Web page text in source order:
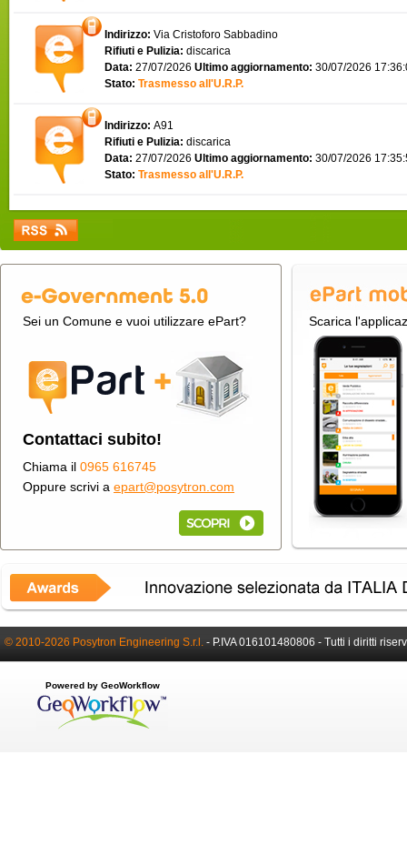
Indirizzo: Via Cristoforo Sabbadino
Rifiuti e Pulizia: discarica
Data: 27/07/2026 Ultimo aggiornamento: 30/07/2026
Stato: Trasmesso all'U.R.P.
Indirizzo: A91
Rifiuti e Pulizia: discarica
Data: 27/07/2026 Ultimo aggiornamento: 30/07/2026
Stato: Trasmesso all'U.R.P.
Sei un Comune e vuoi utilizzare ePart?
Contattaci subito!
Chiama il 0965 616745
Oppure scrivi a epart@posytron.com
Scarica
© 2010-2026 Posytron Engineering S.r.l. - P.IVA 016101480806 - Tutti i diritti
Powered by GeoWorkflow